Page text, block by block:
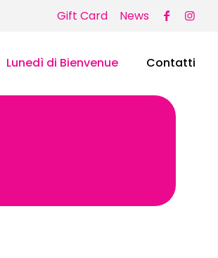
Gift Card News
Lunedì di Bienvenue Contatti